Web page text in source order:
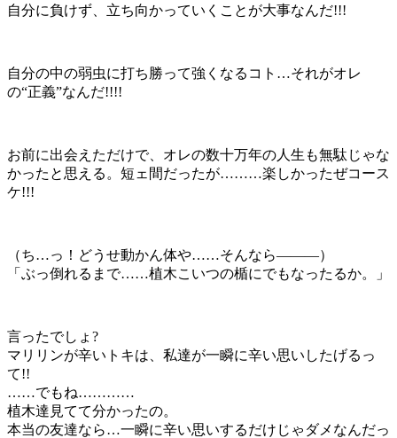
自分に負けず、立ち向かっていくことが大事なんだ!!!
自分の中の弱虫に打ち勝って強くなるコト…それがオレ
の“正義”なんだ!!!!
お前に出会えただけで、オレの数十万年の人生も無駄じゃな
かったと思える。短ェ間だったが………楽しかったぜコース
ケ!!!
（ち…っ！どうせ動かん体や……そんなら―――）
「ぶっ倒れるまで……植木こいつの楯にでもなったるか。」
言ったでしょ?
マリリンが辛いトキは、私達が一瞬に辛い思いしたげるっ
て!!
……でもね…………
植木達見てて分かったの。
本当の友達なら…一瞬に辛い思いするだけじゃダメなんだっ